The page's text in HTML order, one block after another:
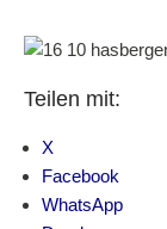
Teilen mit:
X
Facebook
WhatsApp